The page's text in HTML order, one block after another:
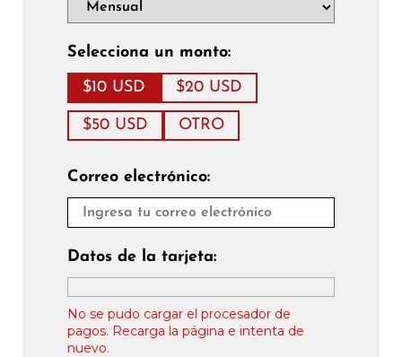
Selecciona un monto:
$10 USD $20 USD
$50 USD OTRO
Correo electrónico:
Datos de la tarjeta:
No se pudo cargar el procesador de
pagos. Recarga la página e intenta de
nuevo.